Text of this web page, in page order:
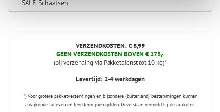
SALE Schaatsen
VERZENDKOSTEN: € 8,99
GEEN VERZENDKOSTEN BOVEN € 175,-
(bij verzending via Pakketdienst tot 10 kg)*
Levertijd: 2-4 werkdagen
*) Voor grotere pakketverzendingen en bijzondere (buitenland) bestemmingen kunnen
afwijkende tarieven en levertermijnen gelden. Deze staan vermeld bij de artikelen.